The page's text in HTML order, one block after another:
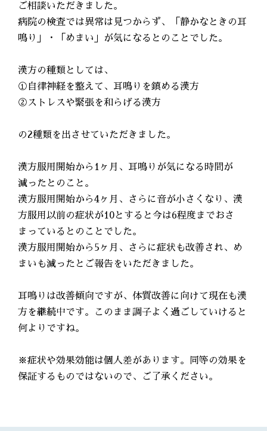
ご相談いただきました。
病院の検査では異常は見つからず、「静かなときの耳
鳴り」・「めまい」が気になるとのことでした。
漢方の種類としては、
①自律神経を整えて、耳鳴りを鎮める漢方
②ストレスや緊張を和らげる漢方
の2種類を出させていただきました。
漢方服用開始から1ヶ月、耳鳴りが気になる時間が
減ったとのこと。
漢方服用開始から4ヶ月、さらに音が小さくなり、漢
方服用以前の症状が10とすると今は6程度までおさ
まっているとのことでした。
漢方服用開始から5ヶ月、さらに症状も改善され、め
まいも減ったとご報告をいただきました。
耳鳴りは改善傾向ですが、体質改善に向けて現在も漢
方を継続中です。このまま調子よく過ごしていけると
何よりですね。
※症状や効果効能は個人差があります。同等の効果を
保証するものではないので、ご了承ください。